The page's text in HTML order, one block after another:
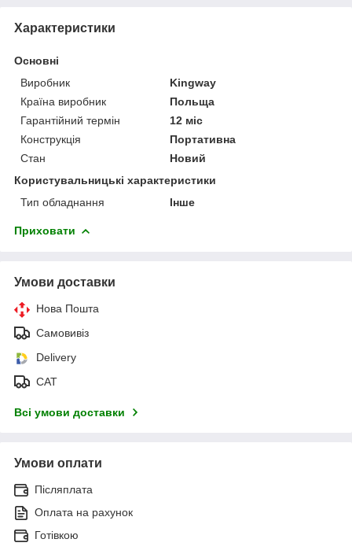
Характеристики
Основні
Виробник
Kingway
Країна виробник
Польща
Гарантійний термін
12 міс
Конструкція
Портативна
Стан
Новий
Користувальницькі характеристики
Тип обладнання
Інше
Приховати
Умови доставки
Нова Пошта
Самовивіз
Delivery
САТ
Всі умови доставки
Умови оплати
Післяплата
Оплата на рахунок
Готівкою